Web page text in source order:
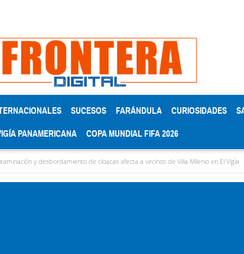
SUCESOS FARÁNDULA CURIOSIDADES
PANAMERICANA COPA MUNDIAL FIFA 2026
de cloacas afecta a vecinos de Villa Milenio en El Vigía